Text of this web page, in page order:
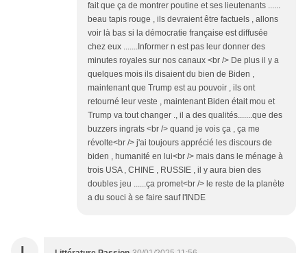
fait que ça de montrer poutine et ses lieutenants ......
beau tapis rouge , ils devraient être factuels , allons
voir là bas si la démocratie française est diffusée
chez eux .......Informer n est pas leur donner des
minutes royales sur nos canaux <br /> De plus il y a
quelques mois ils disaient du bien de Biden ,
maintenant que Trump est au pouvoir , ils ont
retourné leur veste , maintenant Biden était mou et
Trump va tout changer ., il a des qualités.......que des
buzzers ingrats <br /> quand je vois ça , ça me
révolte<br /> j'ai toujours apprécié les discours de
biden , humanité en lui<br /> mais dans le ménage à
trois USA , CHINE , RUSSIE , il y aura bien des
doubles jeu ......ça promet<br /> le reste de la planète
a du souci à se faire sauf l'INDE